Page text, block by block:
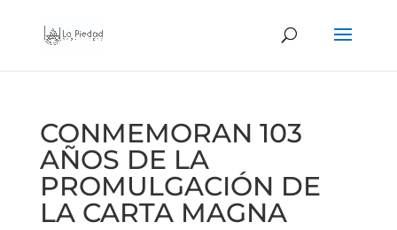
CONMEMORAN 103
AÑOS DE LA
PROMULGACIÓN DE
LA CARTA MAGNA